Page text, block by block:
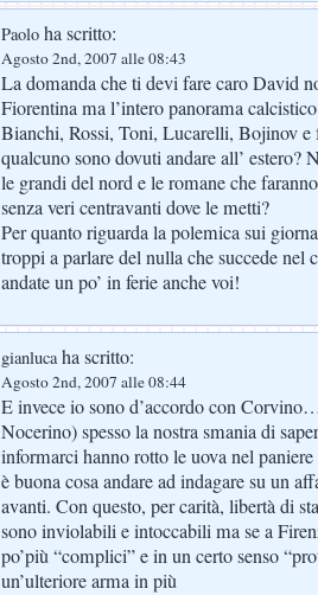
Paolo ha scritto:
Agosto 2nd, 2007 alle 08:43
La domanda che ti devi fare caro David
Fiorentina ma l’intero panorama
Bianchi, Rossi, Toni, Lucarelli, Bojinov
qualcuno sono dovuti andare all’ estero?
le grandi del nord e le romane che
senza veri centravanti dove le metti?
Per quanto riguarda la polemica sui
troppi a parlare del nulla che succede nel
andate un po’ in ferie anche voi!
gianlucaha scritto:
Agosto 2nd, 2007 alle 08:44
E invece io sono d’accordo con
Nocerino) spesso la nostra smania di
informarci hanno rotto le uova nel
è buona cosa andare ad indagare su un
avanti. Con questo, per carità, libertà di
sono inviolabili e intoccabili ma se a
po’più “complici” e in un certo senso
un’ulteriore arma in più